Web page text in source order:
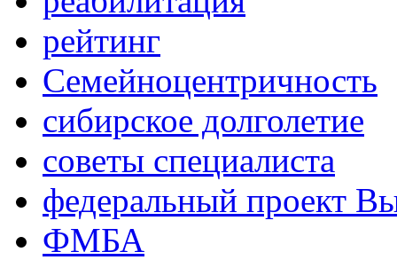
рейтинг
Семейноцентричность
сибирское долголетие
советы специалиста
федеральный проект
ФМБА